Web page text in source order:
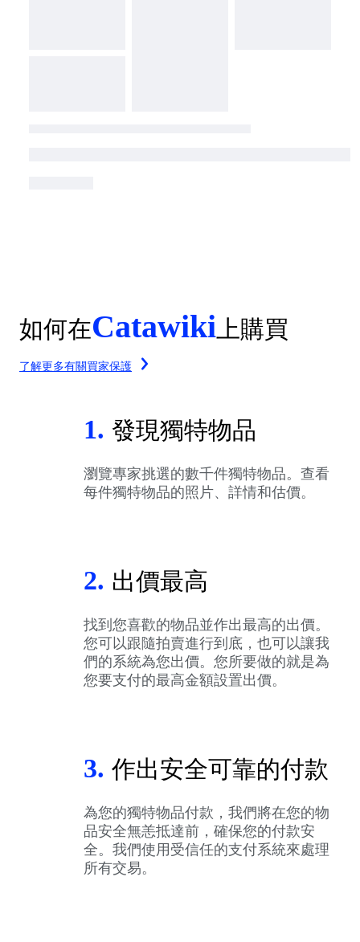
如何在Catawiki 上購買
了解更多有關買家保護
1. 發現獨特物品
瀏覽專家挑選的數千件獨特物品。查看
每件獨特物品的照片、詳情和估價。
2. 出價最高
找到您喜歡的物品並作出最高的出價。
您可以跟隨拍賣進行到底，也可以讓我
們的系統為您出價。您所要做的就是為
您要支付的最高金額設置出價。
3. 作出安全可靠的付款
為您的獨特物品付款，我們將在您的物
品安全無恙抵達前，確保您的付款安
全。我們使用受信任的支付系統來處理
所有交易。